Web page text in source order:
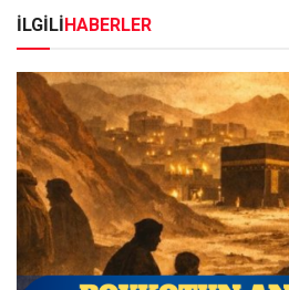
İLGİLİHABERLER